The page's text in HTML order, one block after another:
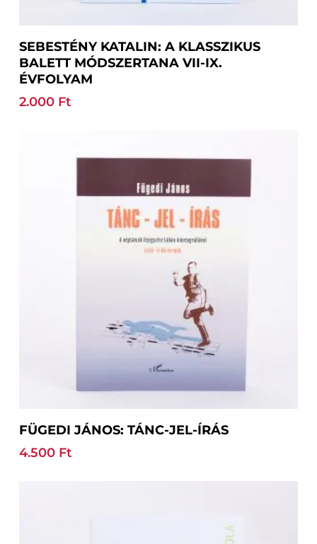
Kosárba Teszem
SEBESTÉNY KATALIN: A KLASSZIKUS
BALETT MÓDSZERTANA VII-IX.
ÉVFOLYAM
2.000 Ft
Tovább Olvasom
FÜGEDI JÁNOS: TÁNC-JEL-ÍRÁS
4.500 Ft